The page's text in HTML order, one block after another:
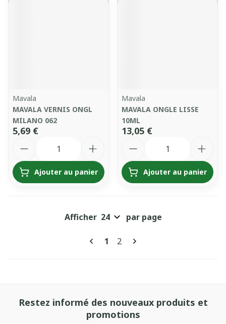
Mavala
MAVALA VERNIS ONGL
MILANO 062
5,69 €
Ajouter au panier
Mavala
MAVALA ONGLE LISSE
10ML
13,05 €
Ajouter au panier
Pages
Vous lisez actuellement la
1 Page
2
Afficher par page
Restez informé des nouveaux produits et
promotions